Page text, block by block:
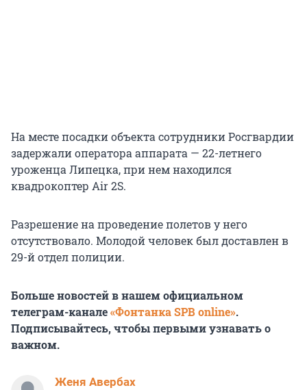
На месте посадки объекта сотрудники Росгвардии
задержали оператора аппарата — 22-летнего
уроженца Липецка, при нем находился
квадрокоптер Air 2S.
Разрешение на проведение полетов у него
отсутствовало. Молодой человек был доставлен в
29-й отдел полиции.
Больше новостей в нашем официальном
телеграм-канале«Фонтанка SPB online».
Подписывайтесь, чтобы первыми узнавать о
важном.
Женя Авербах